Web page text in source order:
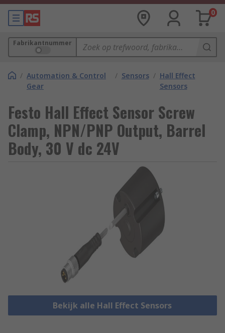
0
Fabrikantnummer
/ Automation & Control
Gear
/ Sensors / Hall Effect
Sensors
Festo Hall Effect Sensor Screw
Clamp, NPN/PNP Output, Barrel
Body, 30 V dc 24V
Bekijk alle Hall Effect Sensors